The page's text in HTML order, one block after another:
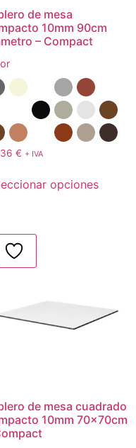
de mesa
10mm 90cm
– Compact
€ + IVA
opciones
de mesa cuadrado
10mm 70x70cm